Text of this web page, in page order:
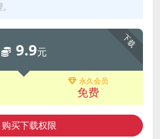
下载
9.9元
永久会员
免费
购买下载权限